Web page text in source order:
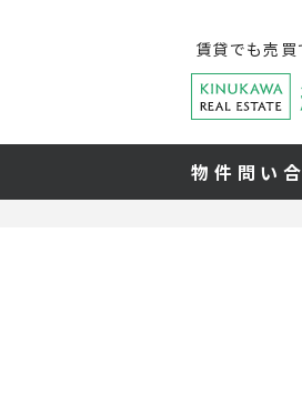
賃貸でも売
物件問い